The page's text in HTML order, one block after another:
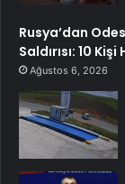
Rusya’dan
Saldırısı: 10
Ağustos 6, 2026